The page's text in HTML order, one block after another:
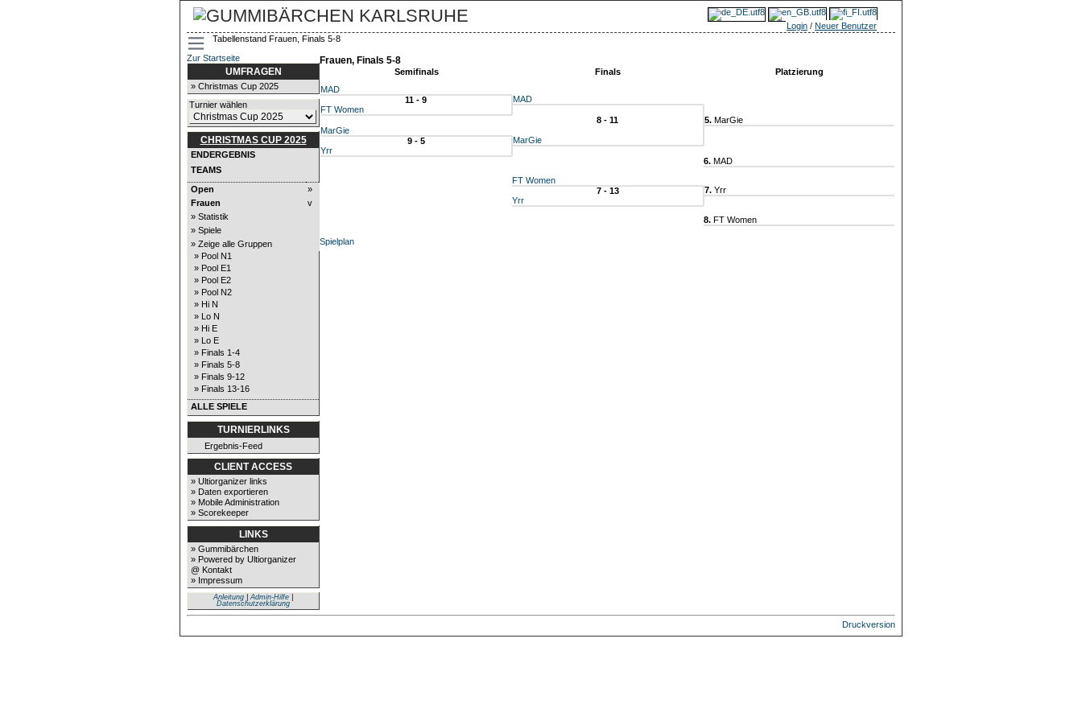
Login / Neuer Benutzer
Tabellenstand Frauen, Finals 5-8
Zur Startseite
UMFRAGEN
» Christmas Cup 2025
Turnier wählen
CHRISTMAS CUP 2025
ENDERGEBNIS
TEAMS
Open
»
Frauen
v
» Statistik
» Spiele
» Zeige alle Gruppen
» Pool N1
» Pool E1
» Pool E2
» Pool N2
» Hi N
» Lo N
» Hi E
» Lo E
» Finals 1-4
» Finals 5-8
» Finals 9-12
» Finals 13-16
ALLE SPIELE
TURNIERLINKS
Ergebnis-Feed
CLIENT ACCESS
» Ultiorganizer links
» Daten exportieren
» Mobile Administration
» Scorekeeper
LINKS
» Gummibärchen
» Powered by Ultiorganizer
@ Kontakt
» Impressum
Anleitung|Admin-Hilfe|
Datenschutzerklärung
Frauen, Finals 5-8
Semifinals Finals
Platzierung
MAD
11 - 9
MAD
FT Women
8 - 11
5. MarGie
MarGie
9 - 5
MarGie
Yrr
6. MAD
FT Women
7 - 13
7. Yrr
Yrr
8. FT Women
Spielplan
Druckversion